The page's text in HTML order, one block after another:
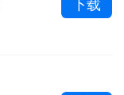
下载